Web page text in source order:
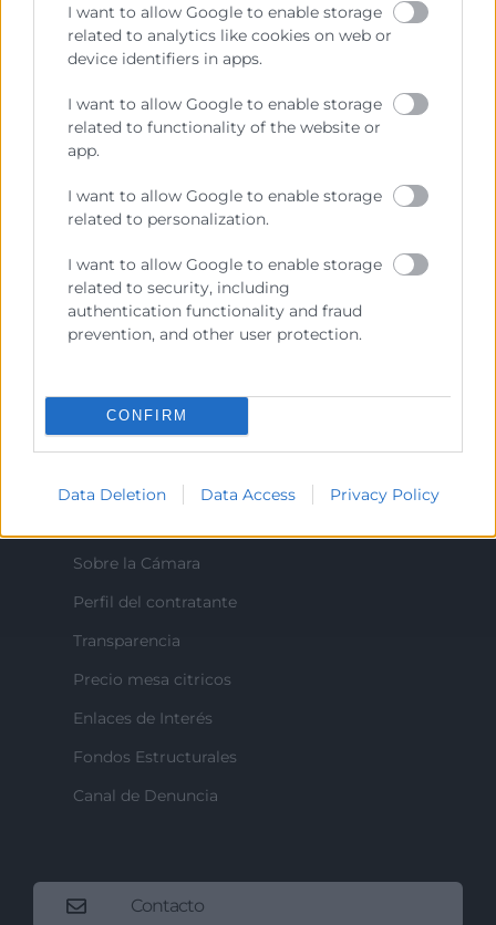
I want to allow Google to enable storage
related to analytics like cookies on web or
device identifiers in apps.
I want to allow Google to enable storage
related to functionality of the website or
app.
I want to allow Google to enable storage
related to personalization.
I want to allow Google to enable storage
related to security, including
authentication functionality and fraud
prevention, and other user protection.
CONFIRM
Data Deletion Data Access Privacy Policy
Cámara València es una corporación de derecho público,
colaboradora de las Administraciones Públicas, dedicada a:
Representar, promocionar y defender los intereses
generales del comercio, la industria y la navegación.
Ejercitar las competencias de carácter público
previstas en la Ley, o que puedan encomendar y
delegar las Administraciones Públicas.
Contacto
Recursos
Sobre la Cámara
Perfil del contratante
Transparencia
Precio mesa citricos
Enlaces de Interés
Fondos Estructurales
Canal de Denuncia
Contacto